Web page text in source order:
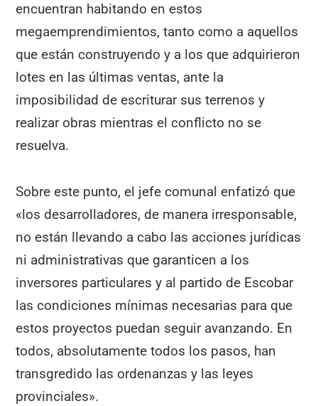
encuentran habitando en estos
megaemprendimientos, tanto como a aquellos
que están construyendo y a los que adquirieron
lotes en las últimas ventas, ante la
imposibilidad de escriturar sus terrenos y
realizar obras mientras el conflicto no se
resuelva.
Sobre este punto, el jefe comunal enfatizó que
«los desarrolladores, de manera irresponsable,
no están llevando a cabo las acciones jurídicas
ni administrativas que garanticen a los
inversores particulares y al partido de Escobar
las condiciones mínimas necesarias para que
estos proyectos puedan seguir avanzando. En
todos, absolutamente todos los pasos, han
transgredido las ordenanzas y las leyes
provinciales».